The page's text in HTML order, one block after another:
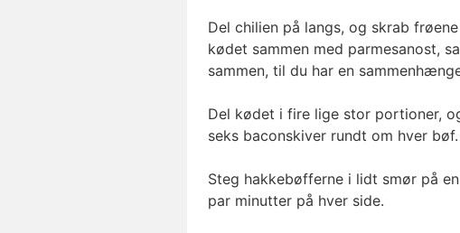
Del chilien på langs, og skrab
kødet sammen med parmesanost,
sammen, til du har en
Del kødet i fire lige stor portioner,
seks baconskiver rundt om hver bøf.
Steg hakkebøfferne i lidt smør på
par minutter på hver side.